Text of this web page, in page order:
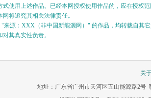
式使用上述作品。已经本网授权使用作品的，应在授权
将追究其相关法律责任。
"来源：XXX（非中国新能源网）" 的作品，均转载自其
其真实性负责。
关
地址：广东省广州市天河区五山能源路2号